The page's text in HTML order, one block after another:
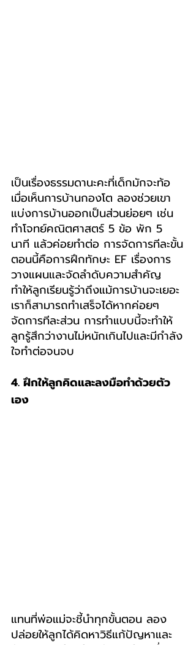
เป็นเรื่องธรรมดานะคะที่เด็กมักจะท้อ
เมื่อเห็นการบ้านกองโต ลองช่วยเขา
แบ่งการบ้านออกเป็นส่วนย่อยๆ เช่น
ทำโจทย์คณิตศาสตร์ 5 ข้อ พัก 5
นาที แล้วค่อยทำต่อ การจัดการทีละขั้น
ตอนนี้คือการฝึกทักษะ EF เรื่องการ
วางแผนและจัดลำดับความสำคัญ
ทำให้ลูกเรียนรู้ว่าถึงแม้การบ้านจะเยอะ
เราก็สามารถทำเสร็จได้หากค่อยๆ
จัดการทีละส่วน การทำแบบนี้จะทำให้
ลูกรู้สึกว่างานไม่หนักเกินไปและมีกำลัง
ใจทำต่อจนจบ
4. ฝึกให้ลูกคิดและลงมือทำด้วยตัว
เอง
แทนที่พ่อแม่จะชี้นำทุกขั้นตอน ลอง
ปล่อยให้ลูกได้คิดหาวิธีแก้ปัญหาและ